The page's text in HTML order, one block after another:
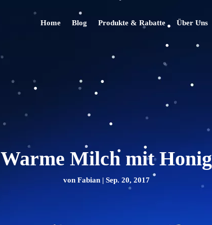
Home Blog Produkte & Rabatte Über Uns
Warme Milch mit Honig
von Fabian| Sep. 20, 2017